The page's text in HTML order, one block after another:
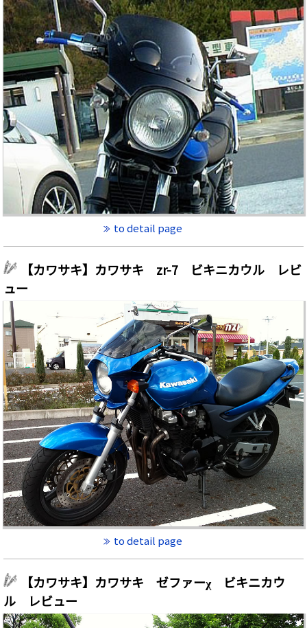
to detail page
【カワサキ】カワサキ zr-7 ビキニカウル レビ
ュー
to detail page
【カワサキ】カワサキ ゼファーχ ビキニカウ
ル レビュー